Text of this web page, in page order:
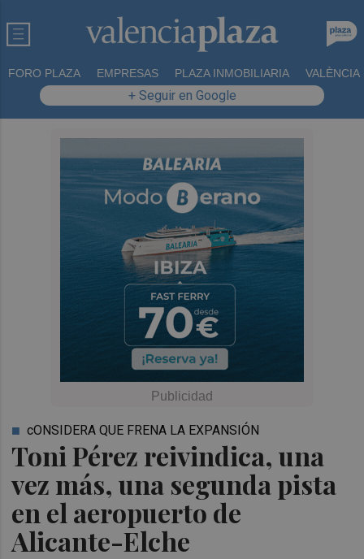
FORO PLAZA EMPRESAS PLAZA INMOBILIARIA VALÈNCIA
+ Seguir en Google
Toni Pérez reivindica, una
vez más, una segunda pista
en el aeropuerto de
Alicante-Elche
cONSIDERA QUE FRENA LA EXPANSIÓN